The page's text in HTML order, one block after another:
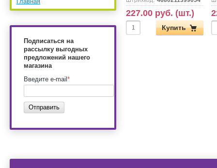
Подписаться на
рассылку выгодных
предложений нашего
магазина
Введите e-mail *
Отправить
227.00 руб. (шт.)
Купить